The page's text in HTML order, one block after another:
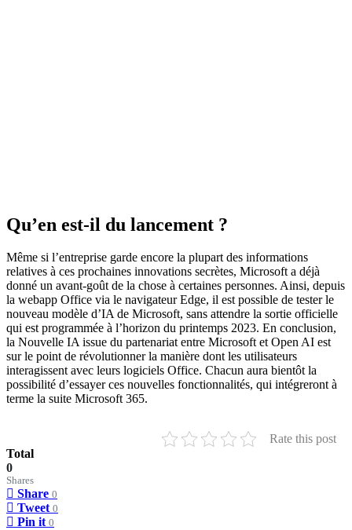
Qu’en est-il du lancement ?
Même si l’entreprise garde encore la plupart des informations
relatives à ces prochaines innovations secrètes, Microsoft a déjà
donné un avant-goût de la chose à certaines personnes. Ainsi, depuis
la webapp Office via le navigateur Edge, il est possible de tester le
nouveau modèle d’IA de Microsoft, sans attendre la sortie officielle
qui est programmée à l’horizon du printemps 2023. En conclusion,
la Nouvelle IA issue du partenariat entre Microsoft et Open AI est
sur le point de révolutionner la manière dont les utilisateurs
interagissent avec leurs logiciels Office. Chacun aura bientôt la
possibilité d’essayer ces nouvelles fonctionnalités, qui intégreront à
terme la suite Microsoft 365.
Rate this post
Total
0
Shares
Share 0
Tweet 0
Pin it 0